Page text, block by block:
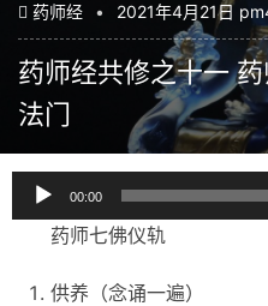
药师经 • 2021年4月21日
药师经共修之十一
法门
频
00:00
药师七佛仪轨
供养（念诵一遍）